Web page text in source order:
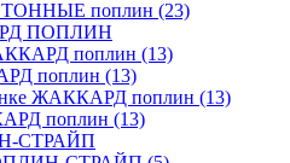
поплин (23)
ПОПЛИН
поплин (13)
поплин (13)
ЖАККАРД поплин (13)
поплин (13)
СТРАЙП